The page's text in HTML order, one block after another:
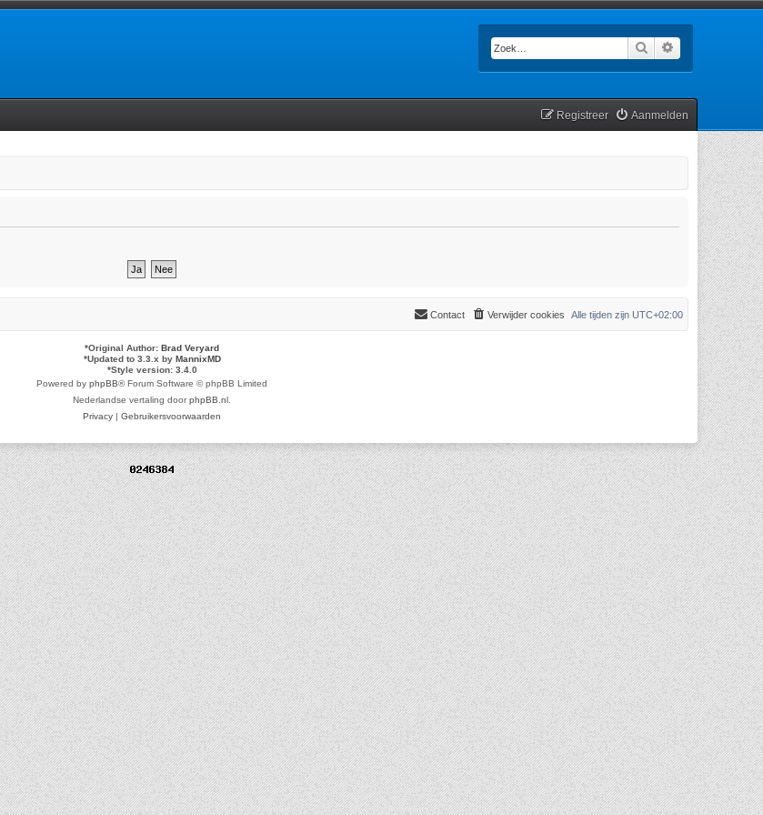
Zoek
Aanmelden
Registreer
Alle tijden zijn UTC+02:00
Verwijder cookies
Contact
*Original Author: Brad Veryard
*Updated to 3.3.x by MannixMD
*Style version: 3.4.0
Powered by phpBB® Forum Software © phpBB Limited
Nederlandse vertaling doorphpBB.nl
Privacy | Gebruikersvoorwaarden